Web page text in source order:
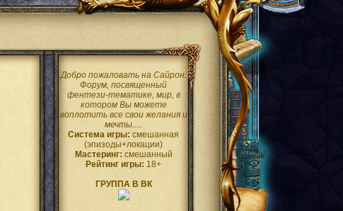
Добро пожаловать на Сайрон.
Форум, посвященный
фентези-тематике, мир, в
котором Вы можете
воплотить все свои желания и
мечты.....
Система игры: смешанная
(эпизоды+локации)
Мастеринг: смешанный
Рейтинг игры: 18+
ГРУППА В ВК